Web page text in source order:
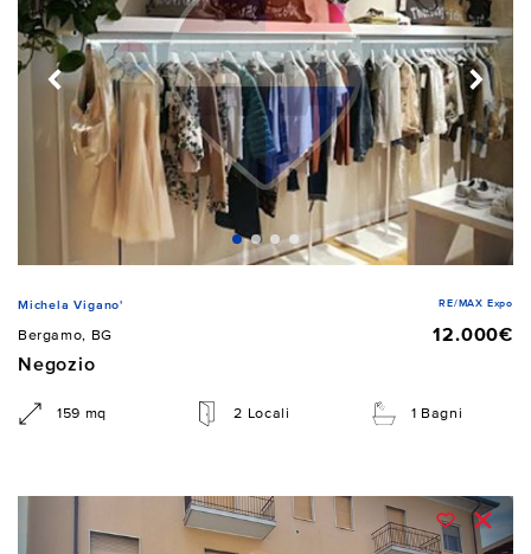
Michela Vigano' RE/MAX Expo
Bergamo, BG
12.000€
Negozio
159 mq 2 Locali 1 Bagni